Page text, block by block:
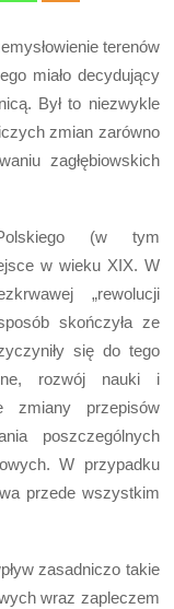
terenów
miało decydujący
Był to niezwykle
zmian zarówno
zagłębiowskich
(w tym
w wieku XIX. W
„rewolucji
skończyła ze
się do tego
rozwój nauki i
zmiany przepisów
poszczególnych
W przypadku
przede wszystkim
zasadniczo takie
wraz zapleczem